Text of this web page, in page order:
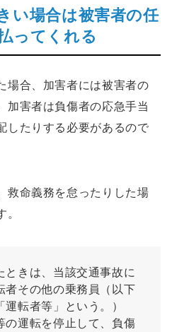
い場合は被害者の任
ってくれる
場合、加害者には被害者の
加害者は負傷者の応急手当
したりする必要があるので
救命義務を怠ったりした場
ときは、当該交通事故に
者その他の乗務員（以下
転者等」という。）
の運転を停止して、負傷